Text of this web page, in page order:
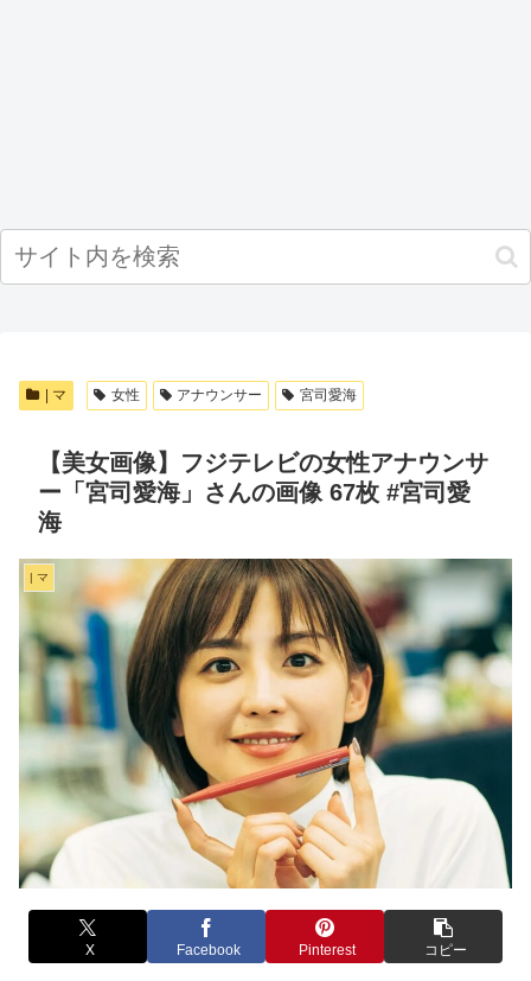
| マ 女性 アナウンサー 宮司愛海
【美女画像】フジテレビの女性アナウンサ
ー「宮司愛海」さんの画像 67枚 #宮司愛
海
| マ
X Facebook Pinterest コピー